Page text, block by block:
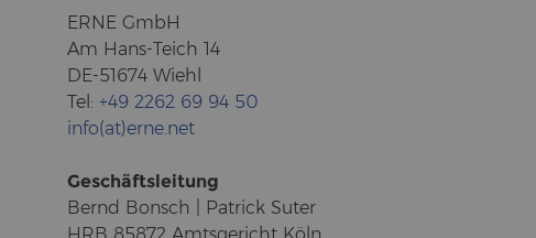
ERNE GmbH
Am Hans-​Teich 14
DE-51674 Wiehl
Tel: +49 2262 69 94 50
info(at)erne.net
Ge­schäfts­lei­tung
Bernd Bonsch | Pa­trick Suter